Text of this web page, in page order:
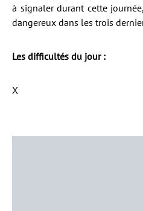
à signaler durant cette
dangereux dans les trois
Les difficultés du jour :
X